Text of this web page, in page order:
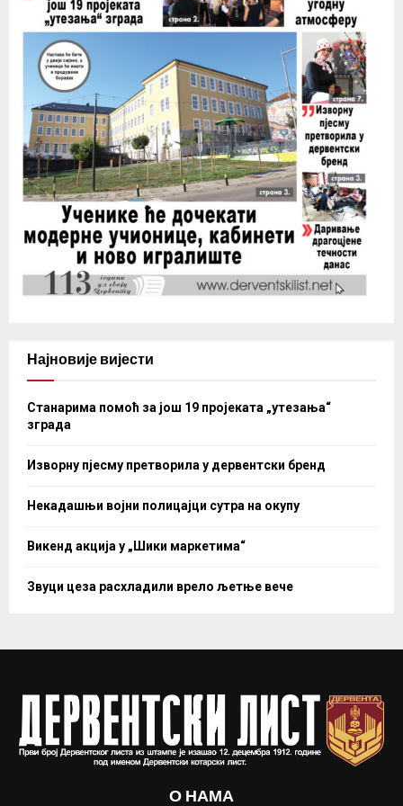
Најновије вијести
Станарима помоћ за још 19 пројеката „утезања“
зграда
Изворну пјесму претворила у дервентски бренд
Некадашњи војни полицајци сутра на окупу
Викенд акција у „Шики маркетима“
Звуци цеза расхладили врело љетње вече
О НАМА